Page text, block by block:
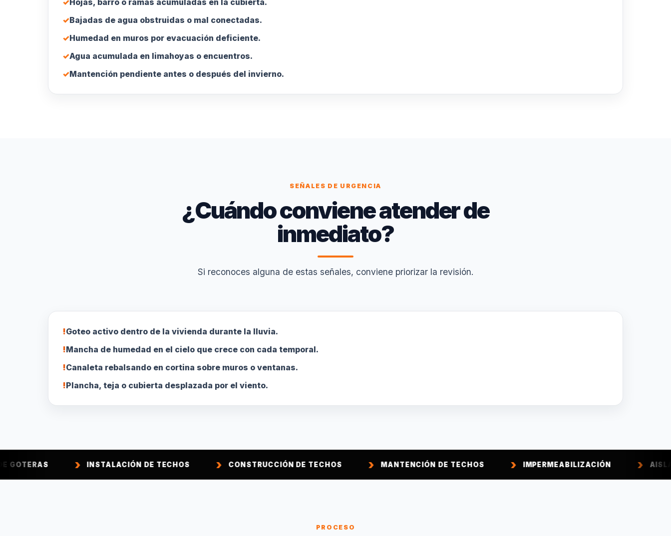
✓Hojas, barro o ramas acumuladas en la cubierta.
✓Bajadas de agua obstruidas o mal conectadas.
✓Humedad en muros por evacuación deficiente.
✓Agua acumulada en limahoyas o encuentros.
✓Mantención pendiente antes o después del invierno.
SEÑALES DE URGENCIA
¿Cuándo conviene atender de
inmediato?
Si reconoces alguna de estas señales, conviene priorizar la revisión.
!Goteo activo dentro de la vivienda durante la lluvia.
!Mancha de humedad en el cielo que crece con cada temporal.
!Canaleta rebalsando en cortina sobre muros o ventanas.
!Plancha, teja o cubierta desplazada por el viento.
INSTALACIÓN DE TECHOS CONSTRUCCIÓN DE TECHOS MANTENCIÓN DE TECHOS IMPERMEABILIZACIÓN AISLACIÓN
PROCESO